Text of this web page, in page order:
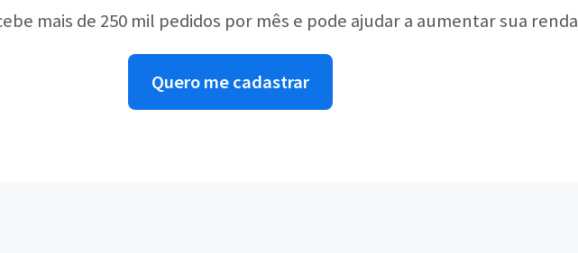
mais de 250 mil pedidos por mês e pode ajudar a aumentar sua renda
Quero me cadastrar